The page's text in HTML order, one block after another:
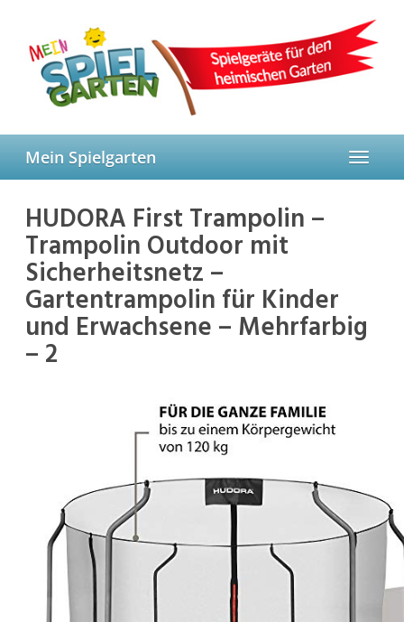
content
Toggle
Mein Spielgarten
HUDORA First Trampolin –
Trampolin Outdoor mit
Sicherheitsnetz –
Gartentrampolin für Kinder
und Erwachsene – Mehrfarbig
– 2